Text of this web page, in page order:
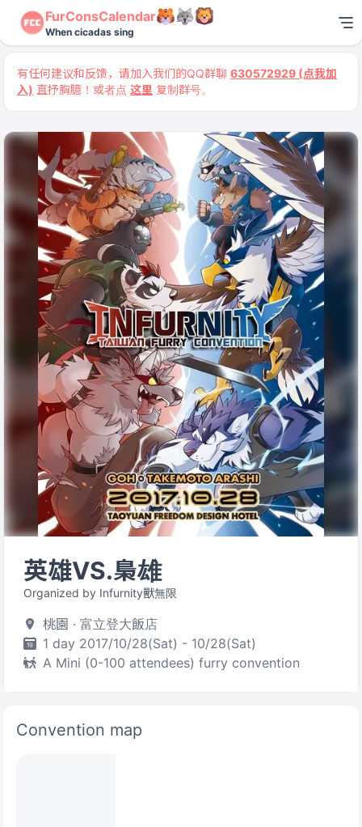
FurConsCalendar
When cicadas sing
有任何建议和反馈，请加入我们的QQ群聊 630572929 (点我加
入) 直抒胸臆！或者点 这里 复制群号。
英雄VS.梟雄
Organized by Infurnity獸無限
桃園 · 富立登大飯店
1 day 2017/10/28(Sat) - 10/28(Sat)
A Mini (0-100 attendees) furry convention
Convention map